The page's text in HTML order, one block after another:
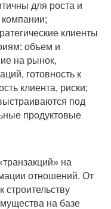
для роста и
компании;
клиенты
объем и
на рынок,
готовность к
клиента, риски;
под
продуктовые
на
отношений. От
на базе